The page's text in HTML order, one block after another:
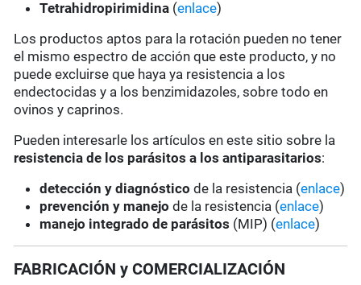
Tetrahidropirimidina (enlace)
Los productos aptos para la rotación pueden no tener
el mismo espectro de acción que este producto, y no
puede excluirse que haya ya resistencia a los
endectocidas y a los benzimidazoles, sobre todo en
ovinos y caprinos.
Pueden interesarle los artículos en este sitio sobre la
resistencia de los parásitos a los antiparasitarios:
detección y diagnóstico de la resistencia (enlace)
prevención y manejo de la resistencia (enlace)
manejo integrado de parásitos (MIP) (enlace)
FABRICACIÓN y COMERCIALIZACIÓN